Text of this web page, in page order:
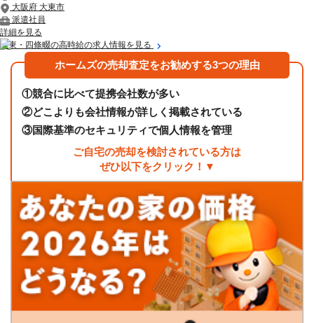
大阪府 大東市
派遣社員
詳細を見る
大東・四條畷の高時給の求人情報を見る
ホームズの売却査定をお勧めする3つの理由
①競合に比べて提携会社数が多い
②どこよりも会社情報が詳しく掲載されている
③国際基準のセキュリティで個人情報を管理
ご自宅の売却を検討されている方は
ぜひ以下をクリック！▼